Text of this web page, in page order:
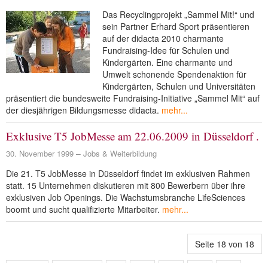
Das Recyclingprojekt „Sammel Mit!“ und
sein Partner Erhard Sport präsentieren
auf der didacta 2010 charmante
Fundraising-Idee für Schulen und
Kindergärten. Eine charmante und
Umwelt schonende Spendenaktion für
Kindergärten, Schulen und Universitäten
präsentiert die bundesweite Fundraising-Initiative „Sammel Mit“ auf
der diesjährigen Bildungsmesse didacta. mehr...
Exklusive T5 JobMesse am 22.06.2009 in Düsseldorf .
30. November 1999 Jobs & Weiterbildung
Die 21. T5 JobMesse in Düsseldorf findet im exklusiven Rahmen
statt. 15 Unternehmen diskutieren mit 800 Bewerbern über ihre
exklusiven Job Openings. Die Wachstumsbranche LifeSciences
boomt und sucht qualifizierte Mitarbeiter. mehr...
Seite 18 von 18